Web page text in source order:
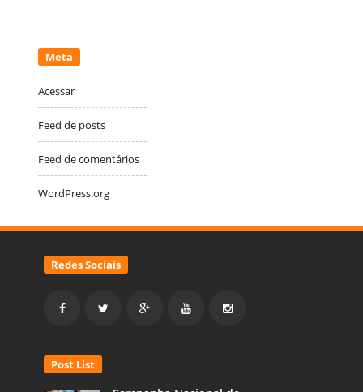
Meta
Acessar
Feed de posts
Feed de comentários
WordPress.org
Redes Sociais
Post List